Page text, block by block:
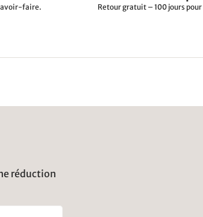
faire. Retour gratuit – 100 jours
réduction